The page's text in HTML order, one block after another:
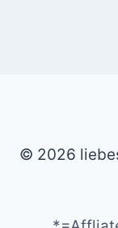
© 2026